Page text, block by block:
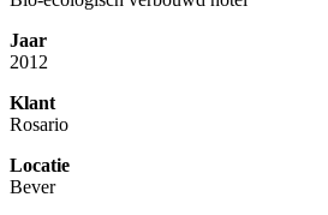
Jaar
2012
Klant
Rosario
Locatie
Bever